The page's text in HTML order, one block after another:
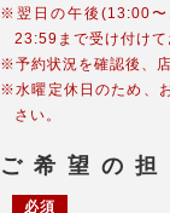
※翌日の午後(13:00〜
23:59まで受け付けて
※予約状況を確認後、
※水曜定休日のため、
さい。
ご希望の担
必須